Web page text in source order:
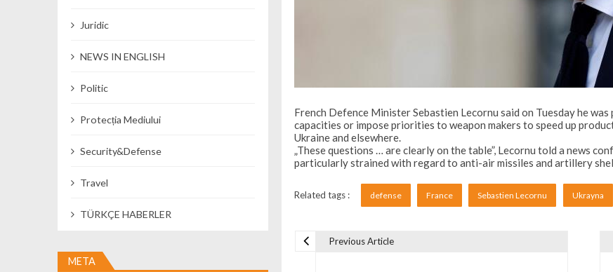
French Defence Minister Sebastien Lecornu said on Tuesday he
capacities or impose priorities to weapon makers to speed up
Ukraine and elsewhere.
„These questions … are clearly on the table”, Lecornu told a news
particularly strained with regard to anti-air missiles and artillery
Related tags : defense France Sebastien Lecornu Ukrayna
Previous Article
Juridic
NEWS IN ENGLISH
Politic
Protecția Mediului
Security&Defense
Travel
TÜRKÇE HABERLER
META